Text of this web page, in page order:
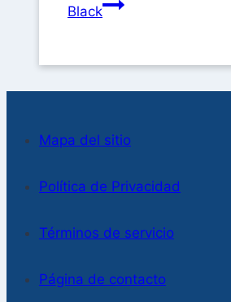
Black
Mapa del sitio
Política de Privacidad
Términos de servicio
Página de contacto